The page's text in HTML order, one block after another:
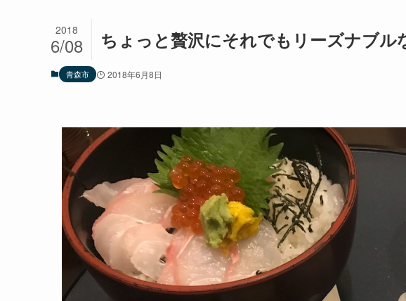
ちょっと贅沢にそれでもリーズナブル
2018
6/08
青森市 2018年6月8日